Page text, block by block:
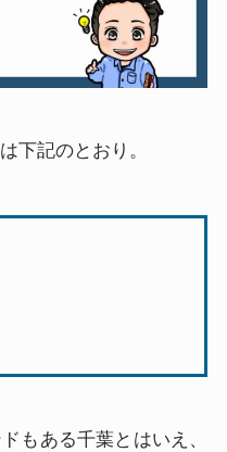
下記のとおり。
もある千葉とはいえ、